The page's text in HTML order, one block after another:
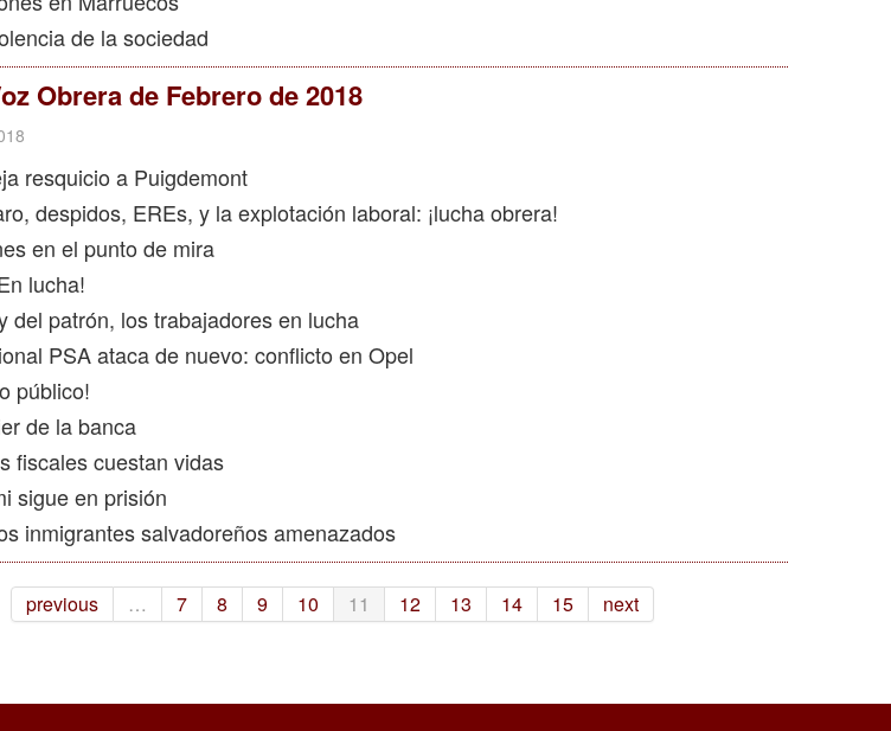
de la sociedad
Obrera de Febrero de 2018
resquicio a Puigdemont
despidos, EREs, y la explotación laboral: ¡lucha obrera!
en el punto de mira
lucha!
del patrón, los trabajadores en lucha
PSA ataca de nuevo: conflicto en Opel
público!
de la banca
fiscales cuestan vidas
sigue en prisión
inmigrantes salvadoreños amenazados
previous … 7 8 9 10 11 12 13 14 15 next